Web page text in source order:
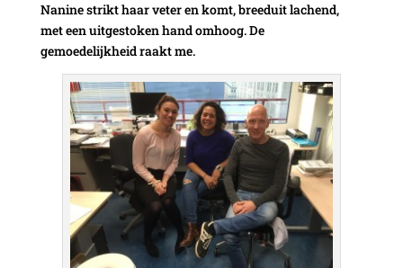
Nanine strikt haar veter en komt, breeduit lachend,
met een uitgestoken hand omhoog. De
gemoedelijkheid raakt me.